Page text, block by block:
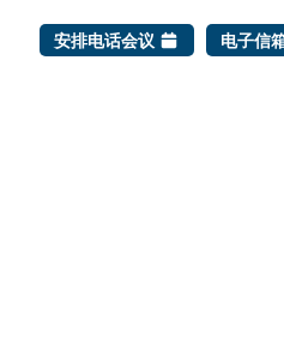
安排电话会议 电子信